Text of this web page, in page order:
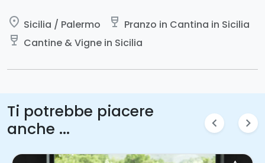
place Sicilia / Palermo wine_bar Pranzo in Cantina in Sicilia
wine_bar Cantine & Vigne in Sicilia
Ti potrebbe piacere
anche ...
chevron_left chevron_right